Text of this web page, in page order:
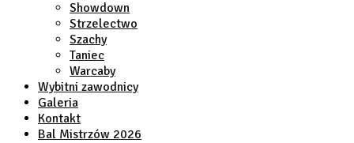
Showdown
Strzelectwo
Szachy
Taniec
Warcaby
Wybitni zawodnicy
Galeria
Kontakt
Bal Mistrzów 2026